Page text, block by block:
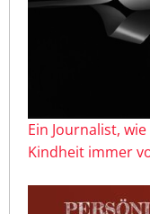
Ein Journalist,
Kindheit immer